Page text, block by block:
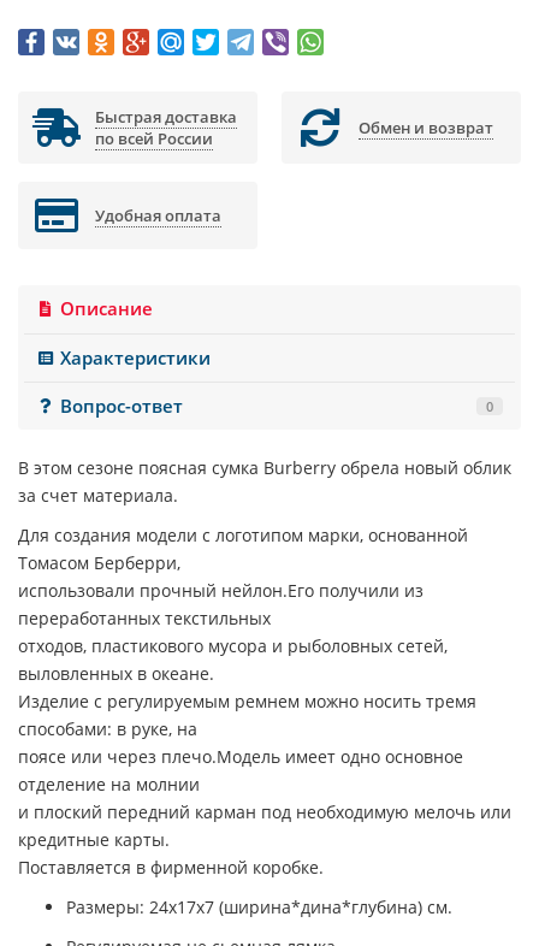
Быстрая доставка
по всей России
Обмен и возврат
Удобная оплата
Описание
Характеристики
Вопрос-ответ
0
В этом сезоне поясная сумка Burberry обрела новый облик
за счет материала.
Для создания модели с логотипом марки, основанной
Томасом Берберри,
использовали прочный нейлон.Его получили из
переработанных текстильных
отходов, пластикового мусора и рыболовных сетей,
выловленных в океане.
Изделие с регулируемым ремнем можно носить тремя
способами: в руке, на
поясе или через плечо.Модель имеет одно основное
отделение на молнии
и плоский передний карман под необходимую мелочь или
кредитные карты.
Поставляется в фирменной коробке.
Размеры: 24х17х7 (ширина*дина*глубина) см.